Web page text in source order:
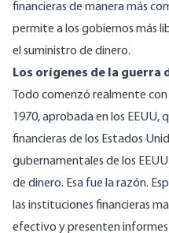
financieras de manera más
permite a los gobiernos más
el suministro de dinero.
Los orígenes de la guerra
Todo comenzó realmente
1970, aprobada en los EEUU,
financieras de los Estados
gubernamentales de los
de dinero. Esa fue la razón.
las instituciones financieras
efectivo y presenten